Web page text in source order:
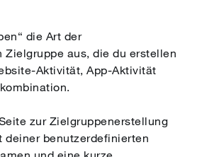
die Art der
Zielgruppe aus, die du erstellen
Aktivität, App-Aktivität
zur Zielgruppenerstellung
deiner benutzerdefinierten